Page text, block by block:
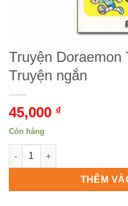
Truyện Doraemon
Truyện ngắn
45,000 ₫
Còn hàng
Truyện Doraemon Tiếng
THÊM